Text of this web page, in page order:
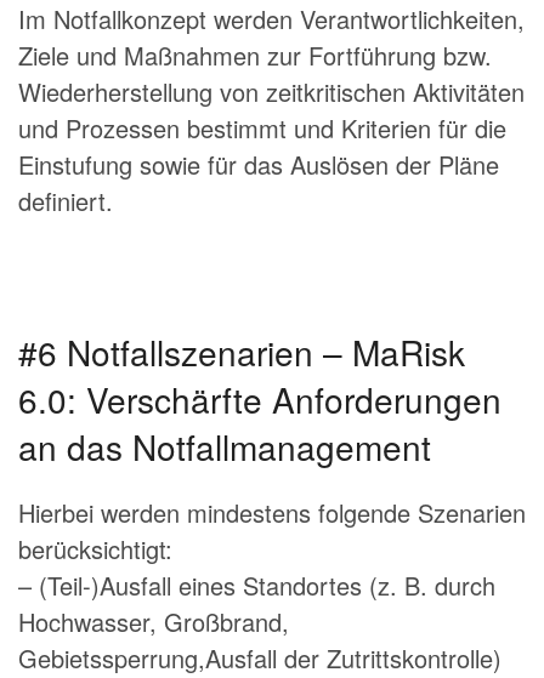
Im Notfallkonzept werden Verantwortlichkeiten,
Ziele und Maßnahmen zur Fortführung bzw.
Wiederherstellung von zeitkritischen Aktivitäten
und Prozessen bestimmt und Kriterien für die
Einstufung sowie für das Auslösen der Pläne
definiert.
#6 Notfallszenarien – MaRisk
6.0: Verschärfte Anforderungen
an das Notfallmanagement
Hierbei werden mindestens folgende Szenarien
berücksichtigt:
– (Teil-)Ausfall eines Standortes (z. B. durch
Hochwasser, Großbrand,
Gebietssperrung,Ausfall der Zutrittskontrolle)